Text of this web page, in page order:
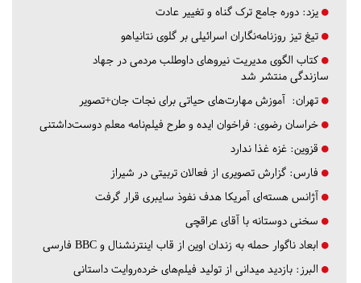
یزد: دوره جامع ترک گناه و تغییر عادت
تیغ تیز روزنامه‌نگاران اسرائیلی بر گلوی نتانیاهو
کتاب الگوی مدیریت نیروهای داوطلب مردمی در جهاد
سازندگی منتشر شد
تهران: آموزش مهارت‌های حیاتی برای نجات جان+تصویر
خراسان رضوی: فراخوان ایده و طرح فیلم‌نامه معلم دوست‌داشتنی
قزوین: غزه غذا ندارد
فارس: گزارش تصویری از فعالان تربیتی در شیراز
آژانس هسته‌ای آمریکا هدف نفوذ سایبری قرار گرفت
سخنی دوستانه با آقای عراقچی
ابعاد ناگوار حمله به زندان اوین از قاب اینترنشنال و BBC فارسی
البرز: بازدید میدانی از تولید فیلم‌های خرده‌روایت داستانی